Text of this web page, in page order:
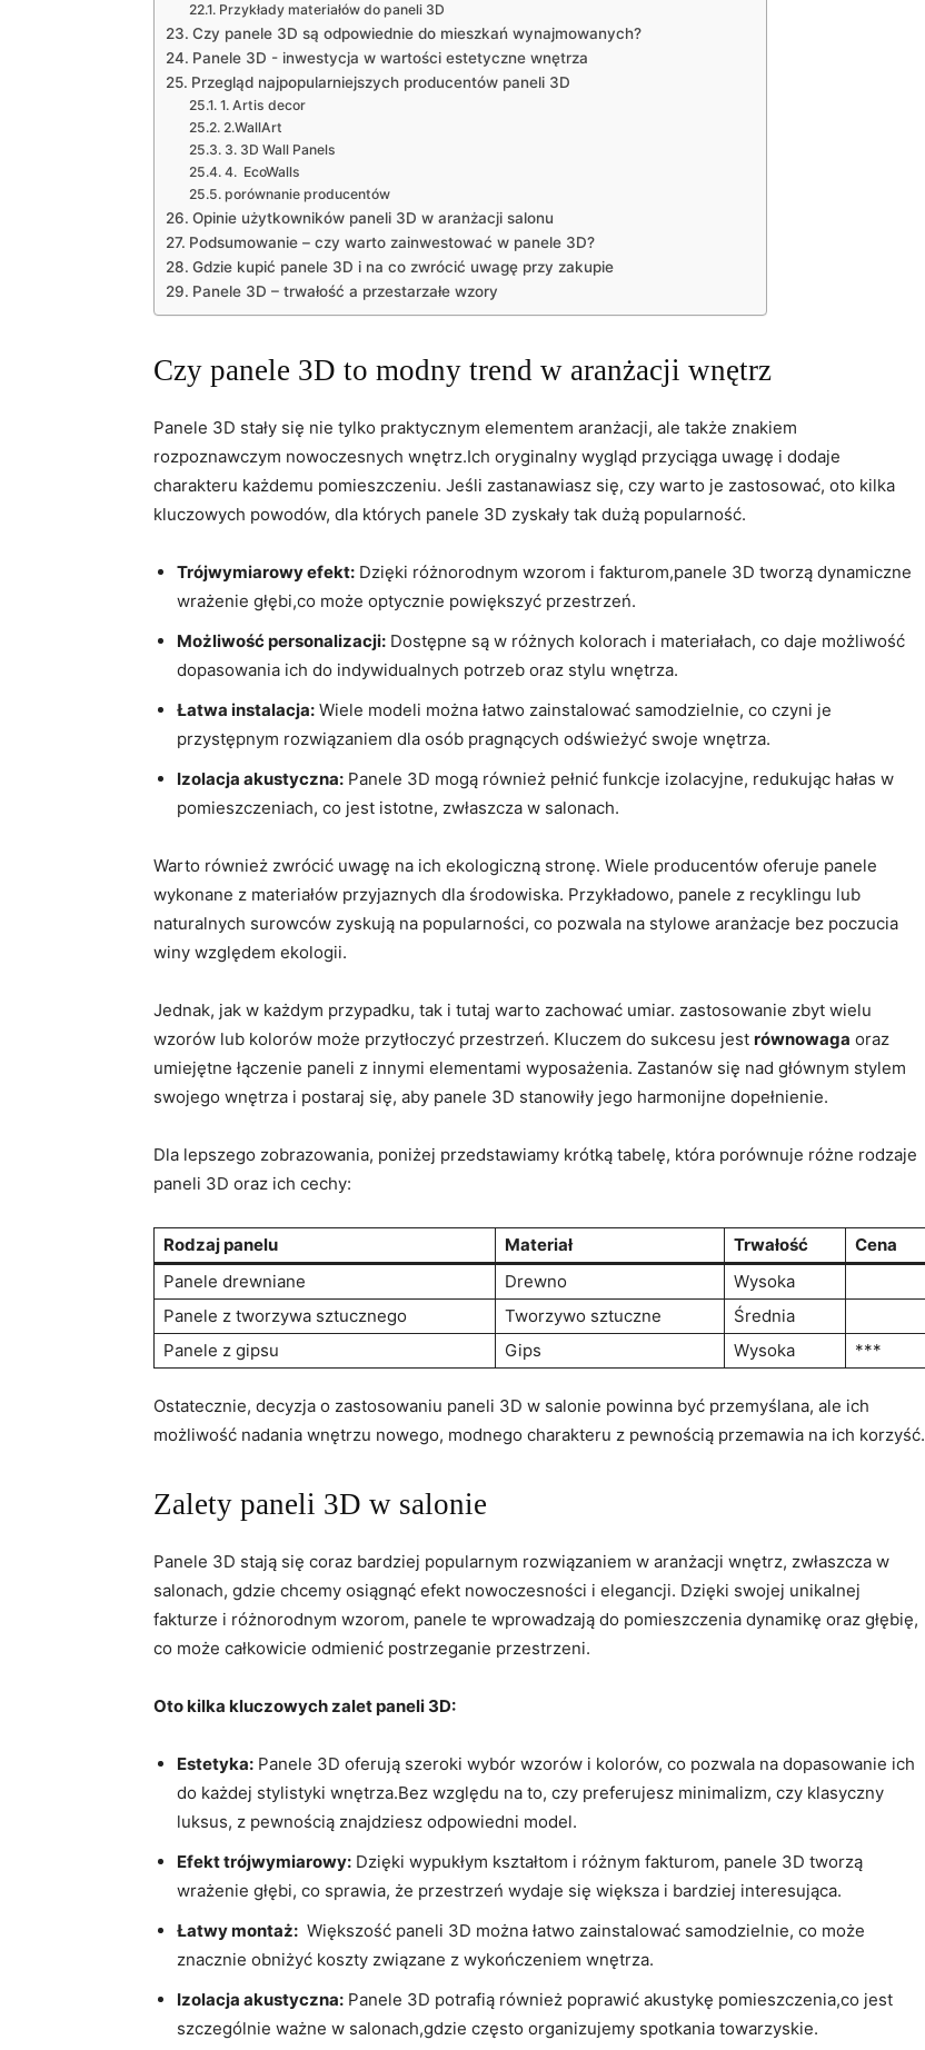
Przykłady materiałów ‍do‌ paneli 3D
Czy panele 3D są odpowiednie do mieszkań wynajmowanych?
Panele 3D ‍- inwestycja w wartości estetyczne wnętrza
Przegląd⁤ najpopularniejszych producentów paneli 3D
1. Artis decor
2.WallArt
3. 3D Wall Panels
4. ‍ EcoWalls
porównanie producentów
Opinie użytkowników paneli 3D w aranżacji ‍salonu
Podsumowanie – czy warto zainwestować‌ w panele⁢ 3D?
Gdzie⁣ kupić panele 3D i na co zwrócić uwagę przy zakupie
Panele 3D – trwałość a⁣ przestarzałe wzory
Czy panele 3D to modny trend ⁤w aranżacji wnętrz
Panele 3D stały⁢ się nie ⁢tylko praktycznym ​elementem aranżacji, ale także znakiem
rozpoznawczym nowoczesnych ⁣wnętrz.Ich oryginalny wygląd ⁣przyciąga uwagę ‌i dodaje
charakteru każdemu pomieszczeniu. Jeśli ​zastanawiasz się, czy warto‌ je zastosować,‌ oto kilka
kluczowych powodów, dla których panele 3D zyskały tak​ dużą popularność.
Trójwymiarowy efekt: Dzięki różnorodnym wzorom i fakturom,panele 3D tworzą dynamiczne
wrażenie głębi,co może⁣ optycznie ​powiększyć​ przestrzeń.
Możliwość personalizacji: Dostępne są w różnych kolorach i materiałach, co daje ‍możliwość
dopasowania ich do indywidualnych potrzeb oraz stylu wnętrza.
Łatwa‌ instalacja: Wiele ​modeli można‍ łatwo ⁢zainstalować ‍samodzielnie, co czyni ⁤je‍
przystępnym rozwiązaniem dla osób⁤ pragnących odświeżyć swoje ⁣wnętrza.
Izolacja akustyczna: Panele⁢ 3D mogą również pełnić funkcje izolacyjne, redukując hałas w
pomieszczeniach, ​co jest ⁢istotne,‍ zwłaszcza w salonach.
Warto również zwrócić uwagę na ich ‌ekologiczną ⁤stronę. Wiele producentów oferuje panele​
wykonane z materiałów przyjaznych dla środowiska. Przykładowo, ‌panele z recyklingu lub
naturalnych surowców zyskują ⁣na⁣ popularności,‌ co pozwala ‌na stylowe ​aranżacje bez poczucia⁤
winy względem ekologii.
Jednak, jak ​w każdym przypadku,⁤ tak i tutaj ​warto zachować umiar. zastosowanie zbyt wielu
wzorów lub kolorów może przytłoczyć przestrzeń.‌ Kluczem do sukcesu jest równowaga oraz
umiejętne łączenie paneli z innymi elementami wyposażenia. Zastanów ‌się nad głównym ⁢stylem
swojego wnętrza i postaraj się, aby panele 3D stanowiły⁤ jego harmonijne dopełnienie.
Dla lepszego‍ zobrazowania, poniżej przedstawiamy krótką⁤ tabelę, ‌która porównuje⁢ różne rodzaje
‍paneli 3D oraz ich ⁤cechy:
Rodzaj panelu Materiał Trwałość
Cena
Panele drewniane
Drewno
Wysoka
Panele z tworzywa sztucznego
Tworzywo sztuczne
Średnia
Panele‌ z gipsu
Gips Wysoka ***
Ostatecznie, ⁢decyzja o zastosowaniu ‍paneli 3D‍ w ‌salonie ‍powinna być przemyślana, ale ‌ich
możliwość nadania ⁢wnętrzu ⁤nowego, ⁢modnego charakteru z pewnością przemawia na ich korzyść.
Zalety paneli 3D w ​salonie
Panele ⁢3D stają się coraz ⁤bardziej popularnym‍ rozwiązaniem w aranżacji wnętrz, zwłaszcza w⁤
salonach, gdzie chcemy osiągnąć efekt nowoczesności i ⁢elegancji. Dzięki swojej unikalnej
fakturze⁣ i ​różnorodnym ‌wzorom, panele te wprowadzają do pomieszczenia ⁢dynamikę oraz ‌głębię,
co ⁤może ⁤całkowicie⁤ odmienić postrzeganie przestrzeni.
Oto kilka kluczowych zalet paneli 3D:
Estetyka: Panele 3D oferują szeroki⁤ wybór wzorów i kolorów, co ‍pozwala na dopasowanie ich
do każdej⁢ stylistyki ⁤wnętrza.Bez względu na to, ‍czy preferujesz minimalizm,‍ czy ‍klasyczny
luksus, ⁤z​ pewnością znajdziesz odpowiedni⁣ model.
Efekt ⁢trójwymiarowy: Dzięki wypukłym kształtom i różnym fakturom, panele 3D tworzą
wrażenie głębi, co ⁣sprawia, ​że‍ przestrzeń wydaje się większa i bardziej ⁣interesująca.
Łatwy montaż: ‍ Większość paneli‌ 3D można łatwo zainstalować samodzielnie, co może
znacznie obniżyć koszty związane ⁤z wykończeniem ⁢wnętrza.
Izolacja​ akustyczna: Panele ​3D potrafią również poprawić akustykę ‌pomieszczenia,co jest
szczególnie ważne w salonach,gdzie często organizujemy spotkania towarzyskie.